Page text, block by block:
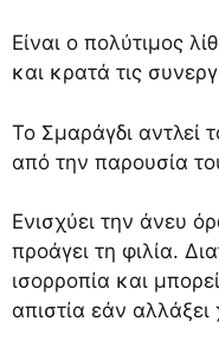
Είναι ο πολύτιμος
και κρατά τις
Το Σμαράγδι αντλεί
από την παρουσία
Ενισχύει την άνευ
προάγει τη φιλία.
ισορροπία και
απιστία εάν